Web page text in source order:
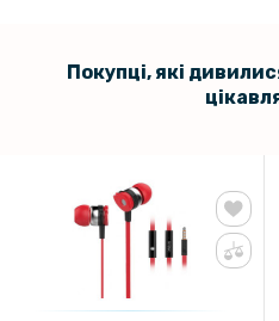
Покупці, які